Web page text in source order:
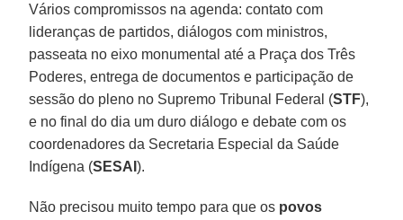
Vários compromissos na agenda: contato com
lideranças de partidos, diálogos com ministros,
passeata no eixo monumental até a Praça dos Três
Poderes, entrega de documentos e participação de
sessão do pleno no Supremo Tribunal Federal (STF),
e no final do dia um duro diálogo e debate com os
coordenadores da Secretaria Especial da Saúde
Indígena (SESAI).
Não precisou muito tempo para que os povos